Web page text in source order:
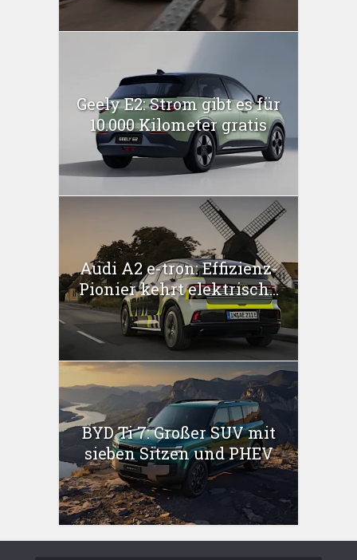
Geely E2: Strom gibt es für
10.000 Kilometer gratis
Audi A2 e-tron: Effizienz-
Pionier kehrt elektrisch...
BYD Ti 7: Großer SUV mit
sieben Sitzen und PHEV